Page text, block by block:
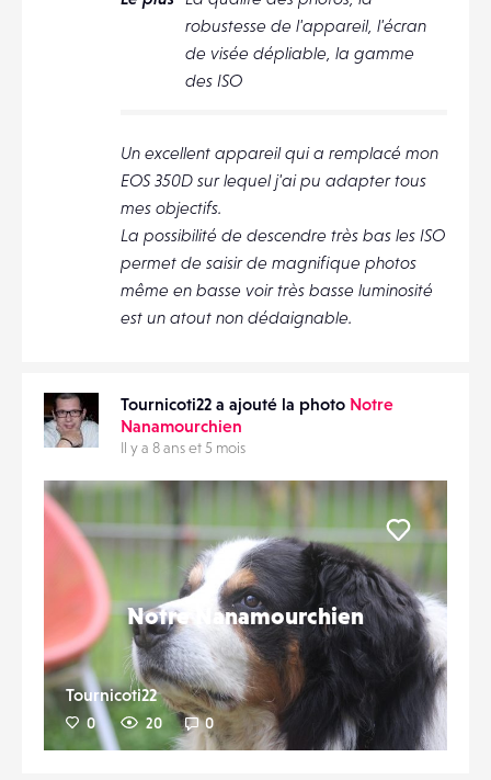
robustesse de l'appareil, l'écran
de visée dépliable, la gamme
des ISO
Un excellent appareil qui a remplacé mon
EOS 350D sur lequel j'ai pu adapter tous
mes objectifs.
La possibilité de descendre très bas les ISO
permet de saisir de magnifique photos
même en basse voir très basse luminosité
est un atout non dédaignable.
Tournicoti22 a ajouté la photo Notre
Nanamourchien
Il y a 8 ans et 5 mois
Notre Nanamourchien
Tournicoti22
0 20 0
Liker